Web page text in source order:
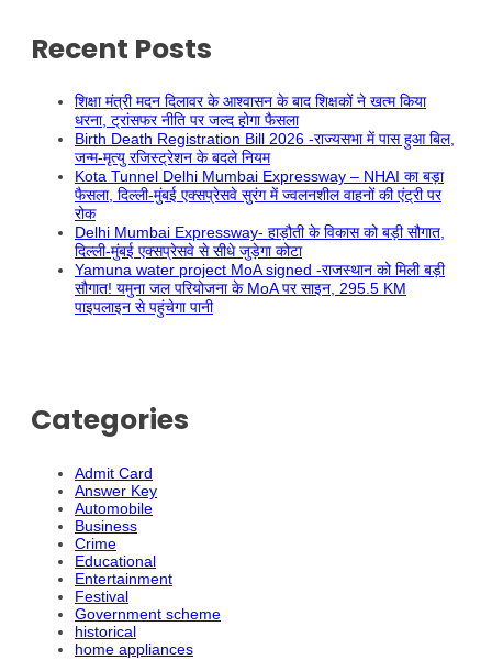
Recent Posts
शिक्षा मंत्री मदन दिलावर के आश्वासन के बाद शिक्षकों ने खत्म किया
धरना, ट्रांसफर नीति पर जल्द होगा फैसला
Birth Death Registration Bill 2026 -राज्यसभा में पास हुआ बिल,
जन्म-मृत्यु रजिस्ट्रेशन के बदले नियम
Kota Tunnel Delhi Mumbai Expressway – NHAI का बड़ा
फैसला, दिल्ली-मुंबई एक्सप्रेसवे सुरंग में ज्वलनशील वाहनों की एंट्री पर
रोक
Delhi Mumbai Expressway- हाड़ौती के विकास को बड़ी सौगात,
दिल्ली-मुंबई एक्सप्रेसवे से सीधे जुड़ेगा कोटा
Yamuna water project MoA signed -राजस्थान को मिली बड़ी
सौगात! यमुना जल परियोजना के MoA पर साइन, 295.5 KM
पाइपलाइन से पहुंचेगा पानी
Categories
Admit Card
Answer Key
Automobile
Business
Crime
Educational
Entertainment
Festival
Government scheme
historical
home appliances